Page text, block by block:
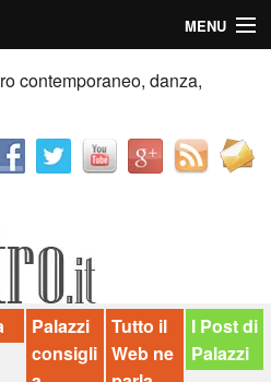
MENU
contemporaneo, danza,
Palazzi
consigli
Tutto il
Web ne
I Post di
Palazzi